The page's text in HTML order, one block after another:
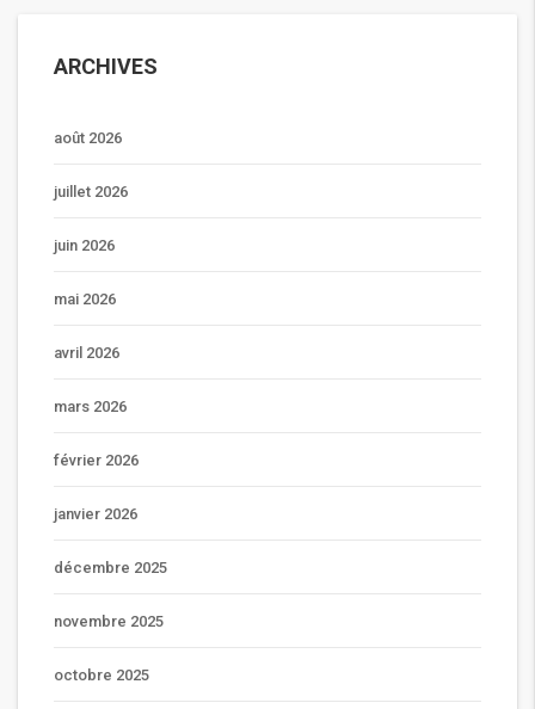
ARCHIVES
août 2026
juillet 2026
juin 2026
mai 2026
avril 2026
mars 2026
février 2026
janvier 2026
décembre 2025
novembre 2025
octobre 2025